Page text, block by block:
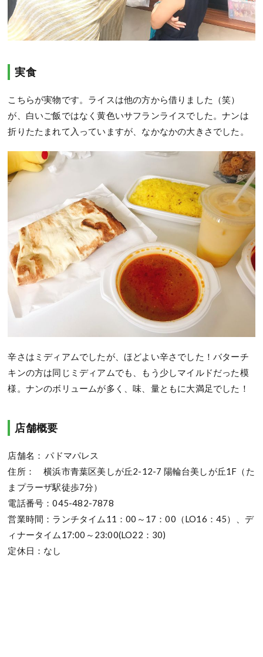
実食
こちらが実物です。ライスは他の方から借りました（笑）
が、白いご飯ではなく黄色いサフランライスでした。ナンは
折りたたまれて入っていますが、なかなかの大きさでした。
辛さはミディアムでしたが、ほどよい辛さでした！バターチ
キンの方は同じミディアムでも、もう少しマイルドだった模
様。ナンのボリュームが多く、味、量ともに大満足でした！
店舗概要
店舗名： パドマパレス
住所： 横浜市青葉区美しが丘2-12-7 陽輪台美しが丘1F（た
まプラーザ駅徒歩7分）
電話番号：045-482-7878
営業時間：ランチタイム11：00～17：00（LO16：45）、デ
ィナータイム17:00～23:00(LO22：30)
定休日：なし